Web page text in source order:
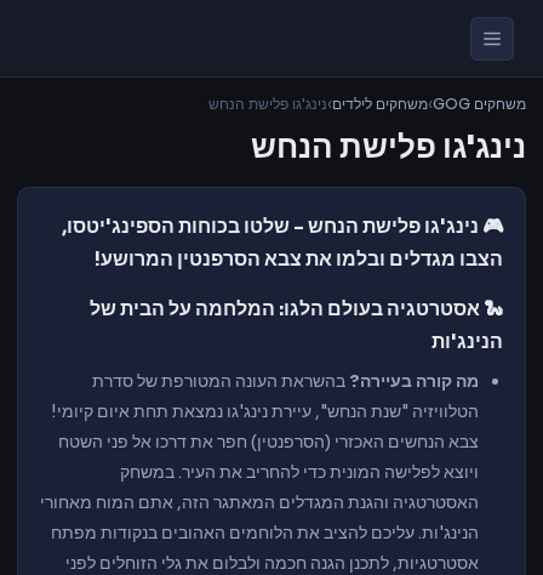
משחקים GOG ›משחקים לילדים›נינג'גו פלישת הנחש
נינג'גו פלישת הנחש
🎮 נינג'גו פלישת הנחש - שלטו בכוחות הספינג'יטסו,
הצבו מגדלים ובלמו את צבא הסרפנטין המרושע!
🐍 אסטרטגיה בעולם הלגו: המלחמה על הבית של
הנינג'ות
מה קורה בעיירה? בהשראת העונה המטורפת של סדרת
הטלוויזיה "שנת הנחש", עיירת נינג'גו נמצאת תחת איום קיומי!
צבא הנחשים האכזרי (הסרפנטין) חפר את דרכו אל פני השטח
ויוצא לפלישה המונית כדי להחריב את העיר. במשחק
האסטרטגיה והגנת המגדלים המאתגר הזה, אתם המוח מאחורי
הנינג'ות. עליכם להציב את הלוחמים האהובים בנקודות מפתח
אסטרטגיות, לתכנן הגנה חכמה ולבלום את גלי הזוחלים לפני